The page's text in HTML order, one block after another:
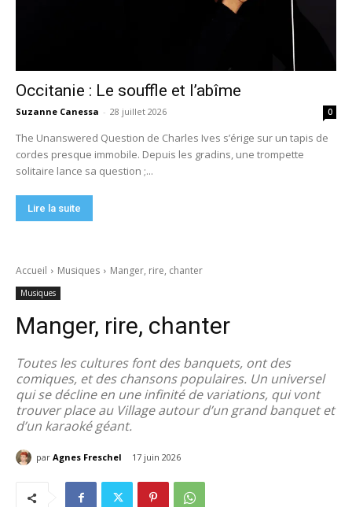
Occitanie : Le souffle et l’abîme
Suzanne Canessa - 28 juillet 2026 0
The Unanswered Question de Charles Ives s’érige sur un tapis de
cordes presque immobile. Depuis les gradins, une trompette
solitaire lance sa question ;...
Lire la suite